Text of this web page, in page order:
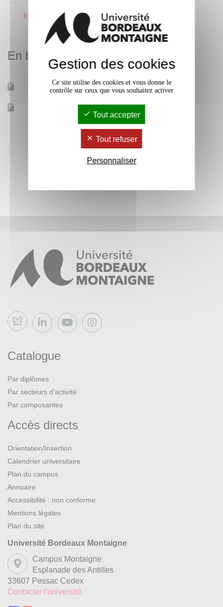
Identités plurielles (GB)
En bref
Mobilité d'études Oui
Bluesky
Catalogue
Par diplômes
Par secteurs d’activité
Par composantes
Accès directs
Orientation/Insertion
Calendrier universitaire
Plan du campus
Annuaire
Accessibilité : non conforme
Mentions légales
Plan du site
Université Bordeaux Montaigne
Campus Montaigne
Esplanade des Antilles
33607 Pessac Cedex
Contacter l'université
Gestion des cookies
Ce site utilise des cookies et vous donne le
contrôle sur ceux que vous souhaitez activer
Tout accepter
Tout refuser
Personnaliser